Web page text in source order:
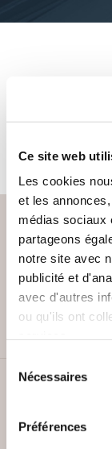
Ce site web
Les cookies
et les
médias sociaux
partageons
notre site avec
publicité et
avec d'autres
ou qu'ils ont
Nécessaires
Préférences
pour le moment.